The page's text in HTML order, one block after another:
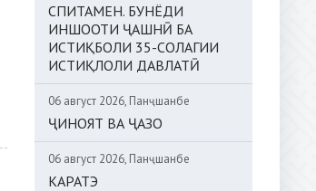
СПИТАМЕН. БУНЁДИ
ИНШООТИ ҶАШНӢ БА
ИСТИҚБОЛИ 35-СОЛАГИИ
ИСТИҚЛОЛИ ДАВЛАТӢ
06 август 2026, Панҷшанбе
ҶИНОЯТ ВА ҶАЗО
06 август 2026, Панҷшанбе
КАРАТЭ